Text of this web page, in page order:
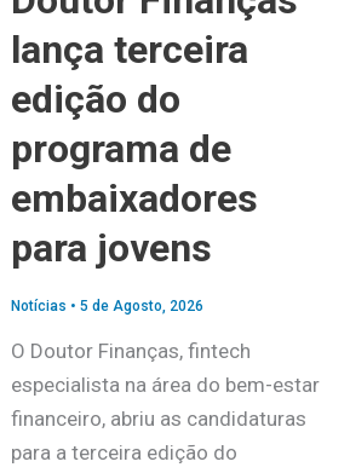
lança terceira
edição do
programa de
embaixadores
para jovens
Notícias • 5 de Agosto, 2026
O Doutor Finanças, fintech
especialista na área do bem-estar
financeiro, abriu as candidaturas
para a terceira edição do